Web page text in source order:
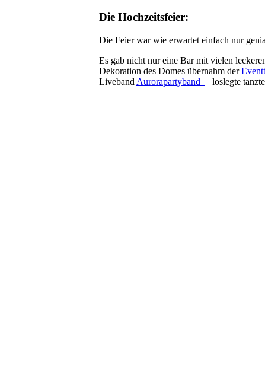
Die Hochzeitsfeier:
Die Feier war wie erwartet einfach nur
Es gab nicht nur eine Bar mit vielen
Dekoration des Domes übernahm der
Liveband Aurorapartyband loslegte